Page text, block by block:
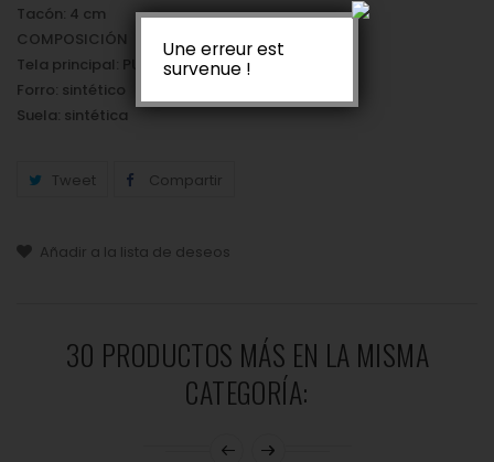
Tacón: 4 cm
COMPOSICIÓN
Tela principal: PU
Forro: sintético
Suela: sintética
Tweet Compartir
Añadir a la lista de deseos
30 PRODUCTOS MÁS EN LA MISMA
CATEGORÍA:
Une erreur est
survenue !